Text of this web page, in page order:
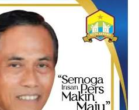
hal terkecil, Yang penting
jalankan management
bisa. Apalagi kita di dukung
program KUR yang
syariah”, pungkasnya.
Martren di suplai oleh